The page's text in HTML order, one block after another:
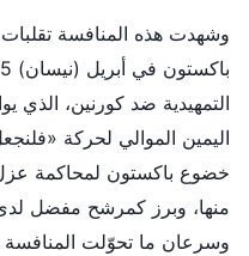
وشهدت هذه المنافسة تقلبات
التمهيدية ضد كورنين، الذي
اليمين الموالي لحركة
منها، وبرز كمرشح مفضل
وسرعان ما تحوّلت المنافسة